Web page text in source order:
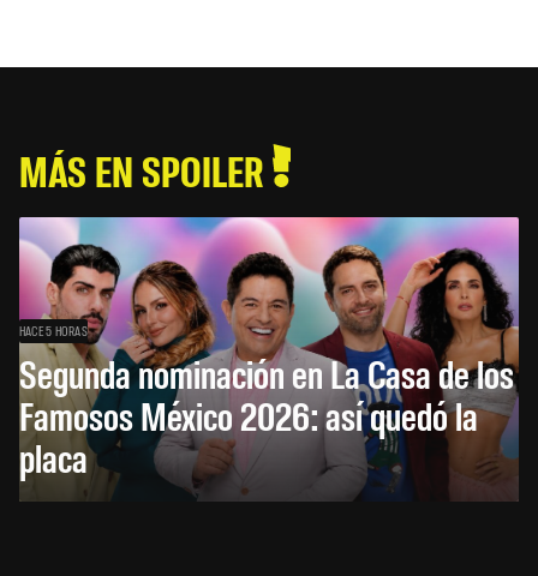
MÁS EN SPOILER
HACE 5 HORAS
Segunda nominación en La Casa de los
Famosos México 2026: así quedó la
placa